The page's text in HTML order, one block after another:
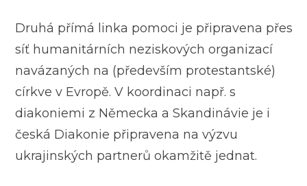
Druhá přímá linka pomoci je připravena přes
síť humanitárních neziskových organizací
navázaných na (především protestantské)
církve v Evropě. V koordinaci např. s
diakoniemi z Německa a Skandinávie je i
česká Diakonie připravena na výzvu
ukrajinských partnerů okamžitě jednat.